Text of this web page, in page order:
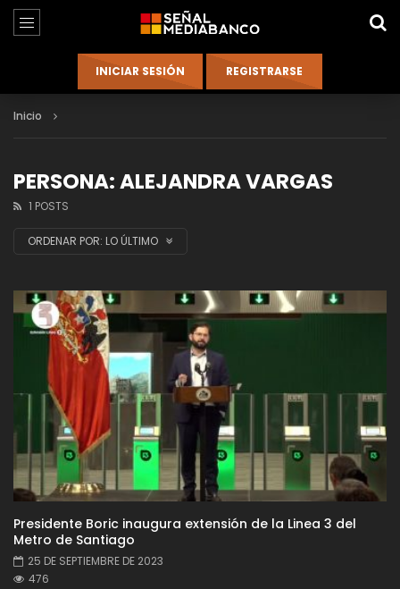
Inicio
PERSONA: ALEJANDRA VARGAS
1 POSTS
ORDENAR POR: LO ÚLTIMO
Presidente Boric inaugura extensión de la Linea 3 del
Metro de Santiago
25 DE SEPTIEMBRE DE 2023
476